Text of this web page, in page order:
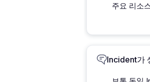
주요 리소
Incident가